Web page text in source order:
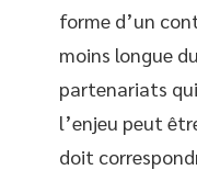
forme d’un
moins longue
partenariats
l’enjeu peut
doit